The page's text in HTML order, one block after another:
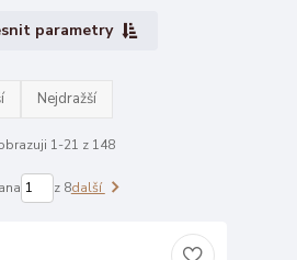
parametry
Nejdražší
1-21 z 148
z 8další